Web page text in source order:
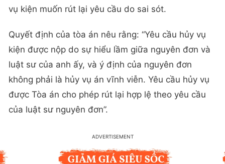
vụ kiện muốn rút lại yêu cầu do sai sót.
Quyết định của tòa án nêu rằng: “Yêu cầu hủy vụ
kiện được nộp do sự hiểu lầm giữa nguyên đơn và
luật sư của anh ấy, và ý định của nguyên đơn
không phải là hủy vụ án vĩnh viễn. Yêu cầu hủy vụ
được Tòa án cho phép rút lại hợp lệ theo yêu cầu
của luật sư nguyên đơn”.